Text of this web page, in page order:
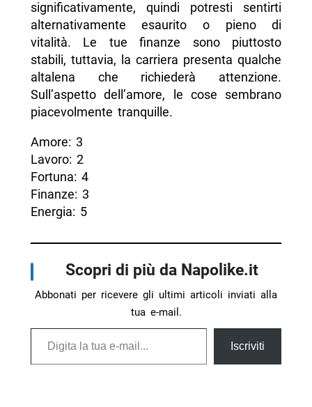
significativamente, quindi potresti sentirti
alternativamente esaurito o pieno di
vitalità. Le tue finanze sono piuttosto
stabili, tuttavia, la carriera presenta qualche
altalena che richiederà attenzione.
Sull’aspetto dell’amore, le cose sembrano
piacevolmente tranquille.
Amore: 3
Lavoro: 2
Fortuna: 4
Finanze: 3
Energia: 5
Scopri di più da Napolike.it
Abbonati per ricevere gli ultimi articoli inviati alla
tua e-mail.
Digita la tua e-mail...
Iscriviti